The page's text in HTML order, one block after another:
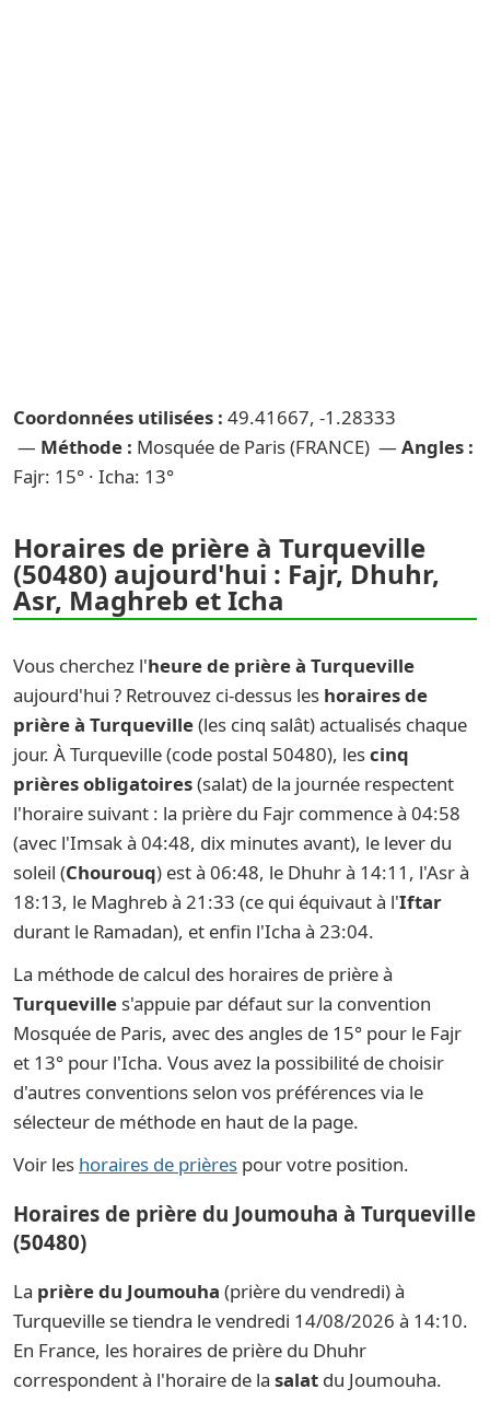
Coordonnées utilisées : 49.41667, -1.28333
— Méthode : Mosquée de Paris (FRANCE) — Angles :
Fajr: 15° · Icha: 13°
Horaires de prière à Turqueville
(50480) aujourd'hui : Fajr, Dhuhr,
Asr, Maghreb et Icha
Vous cherchez l'heure de prière à Turqueville
aujourd'hui ? Retrouvez ci-dessus les horaires de
prière à Turqueville(les cinq salât) actualisés chaque
jour. À Turqueville (code postal 50480), lescinq
prières obligatoires(salat) de la journée respectent
l'horaire suivant : la prière du Fajr commence à 04:58
(avec l'Imsak à 04:48, dix minutes avant), le lever du
soleil (Chourouq) est à 06:48, le Dhuhr à 14:11, l'Asr à
18:13, le Maghreb à 21:33 (ce qui équivaut à l'Iftar
durant le Ramadan), et enfin l'Icha à 23:04.
La méthode de calcul des horaires de prière à
Turqueville s'appuie par défaut sur la convention
Mosquée de Paris, avec des angles de 15° pour le Fajr
et 13° pour l'Icha. Vous avez la possibilité de choisir
d'autres conventions selon vos préférences via le
sélecteur de méthode en haut de la page.
Voir les horaires de prières pour votre position.
Horaires de prière du Joumouha à Turqueville
(50480)
La prière du Joumouha (prière du vendredi) à
Turqueville se tiendra le vendredi 14/08/2026 à 14:10.
En France, les horaires de prière du Dhuhr
correspondent à l'horaire de la salat du Joumouha.